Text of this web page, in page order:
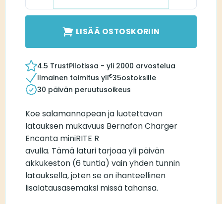
LISÄÄ OSTOSKORIIN
4.5 TrustPilotissa - yli 2000 arvostelua
Ilmainen toimitus yli€35ostoksille
30 päivän peruutusoikeus
Koe salamannopean ja luotettavan
latauksen mukavuus Bernafon Charger
Encanta miniRITE R
avulla. Tämä laturi tarjoaa yli päivän
akkukeston (6 tuntia) vain yhden tunnin
latauksella, joten se on ihanteellinen
lisälatausasemaksi missä tahansa.